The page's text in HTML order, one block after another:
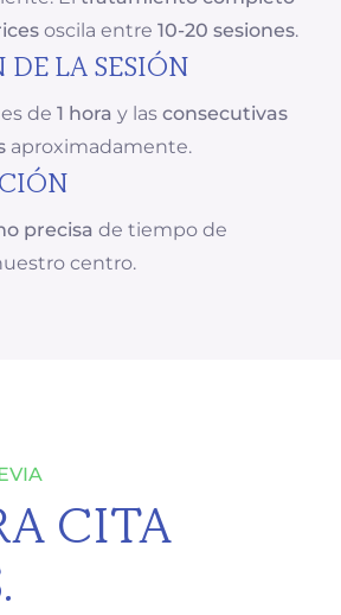
oscila entre 10-20 sesiones.
LA SESIÓN
es de 1 hora y las consecutivas
aproximadamente.
precisa de tiempo de
centro.
CITA